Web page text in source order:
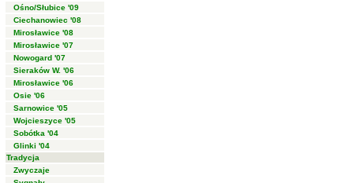
Ośno/Słubice '09
Ciechanowiec '08
Mirosławice '08
Mirosławice '07
Nowogard '07
Sieraków W. '06
Mirosławice '06
Osie '06
Sarnowice '05
Wojcieszyce '05
Sobótka '04
Glinki '04
Tradycja
Zwyczaje